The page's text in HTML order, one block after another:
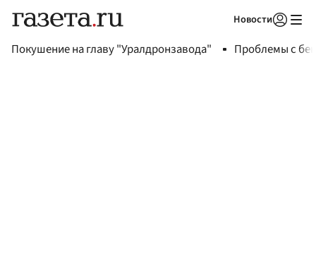
Новости
Покушение на главу "Уралдронзавода" Проблемы с